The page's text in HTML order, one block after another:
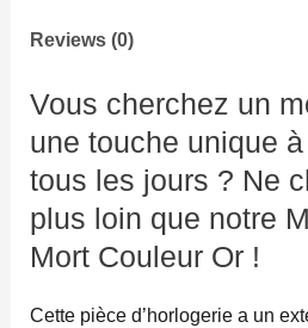
Couleur
quantity
Reviews (0)
Vous cherchez un
une touche unique
tous les jours ? Ne
plus loin que notre
Mort Couleur Or !
Cette pièce d’horlogerie a un